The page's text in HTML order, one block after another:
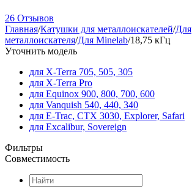
26 Отзывов
Главная/Катушки для металлоискателей/Для
металлоискателя/Для Minelab/18,75 кГц
Уточнить модель
для X-Terra 705, 505, 305
для X-Terra Pro
для Equinox 900, 800, 700, 600
для Vanquish 540, 440, 340
для E-Trac, CTX 3030, Explorer, Safari
для Excalibur, Sovereign
Фильтры
Совместимость